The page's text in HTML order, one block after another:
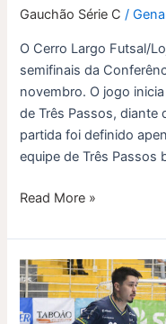
Gauchão Série C /
O Cerro Largo Futsal/
semifinais da
novembro. O jogo
de Três Passos, diante
partida foi definido
equipe de Três Passos
pelas
da
Conferência
Oeste
neste
sábado
Read More »
Cerro
Largo
tem